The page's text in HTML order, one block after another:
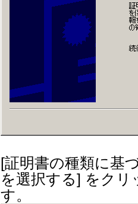
[証明書の種類に基
を選択する] をク
す。